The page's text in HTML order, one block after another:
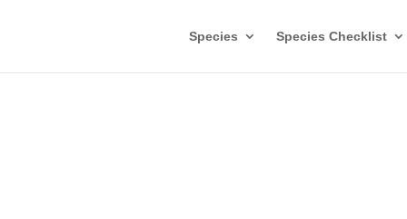
Species Species Checklist